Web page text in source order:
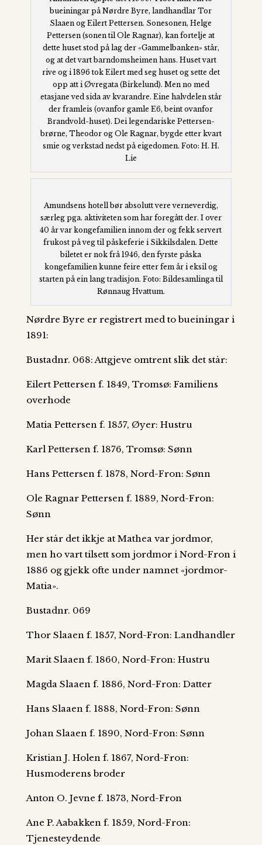
bueiningar på Nørdre Byre, landhandlar Tor
Slaaen og Eilert Pettersen. Sonesonen, Helge
Pettersen (sonen til Ole Ragnar), kan fortelje at
dette huset stod på lag der «Gammelbanken» står,
og at det vart barndomsheimen hans. Huset vart
rive og i 1896 tok Eilert med seg huset og sette det
opp att i Øvregata (Birkelund). Men no med
etasjane ved sida av kvarandre. Eine halvdelen står
der framleis (ovanfor gamle E6, beint ovanfor
Brandvold-huset). Dei legendariske Pettersen-
brørne, Theodor og Ole Ragnar, bygde etter kvart
smie og verkstad nedst på eigedomen. Foto: H. H.
Lie
Amundsens hotell bør absolutt vere verneverdig,
særleg pga. aktiviteten som har foregått der. I over
40 år var kongefamilien innom der og fekk servert
frukost på veg til påskeferie i Sikkilsdalen. Dette
biletet er nok frå 1946, den fyrste påska
kongefamilien kunne feire etter fem år i eksil og
starten på ein lang tradisjon. Foto: Bildesamlinga til
Rønnaug Hvattum.
Nørdre Byre er registrert med to bueiningar i
1891:
Bustadnr. 068: Attgjeve omtrent slik det står:
Eilert Pettersen f. 1849, Tromsø: Familiens
overhode
Matia Pettersen f. 1857, Øyer: Hustru
Karl Pettersen f. 1876, Tromsø: Sønn
Hans Pettersen f. 1878, Nord-Fron: Sønn
Ole Ragnar Pettersen f. 1889, Nord-Fron:
Sønn
Her står det ikkje at Mathea var jordmor,
men ho vart tilsett som jordmor i Nord-Fron i
1886 og gjekk ofte under namnet «jordmor-
Matia».
Bustadnr. 069
Thor Slaaen f. 1857, Nord-Fron: Landhandler
Marit Slaaen f. 1860, Nord-Fron: Hustru
Magda Slaaen f. 1886, Nord-Fron: Datter
Hans Slaaen f. 1888, Nord-Fron: Sønn
Johan Slaaen f. 1890, Nord-Fron: Sønn
Kristian J. Holen f. 1867, Nord-Fron:
Husmoderens broder
Anton O. Jevne f. 1873, Nord-Fron
Ane P. Aabakken f. 1859, Nord-Fron:
Tjenesteydende